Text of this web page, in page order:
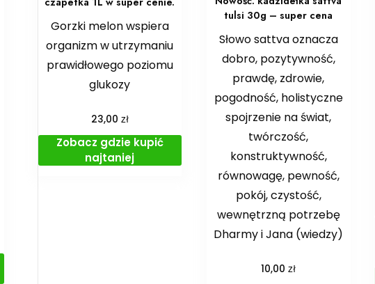
Gorzki melon wspiera
organizm w utrzymaniu
prawidłowego poziomu
glukozy
23,00 zł
Zobacz gdzie kupić
najtaniej
tulsi 30g – super cena
Słowo sattva oznacza
dobro, pozytywność,
prawdę, zdrowie,
pogodność, holistyczne
spojrzenie na świat,
twórczość,
konstruktywność,
równowagę, pewność,
pokój, czystość,
wewnętrzną potrzebę
Dharmy i Jana (wiedzy)
10,00zł